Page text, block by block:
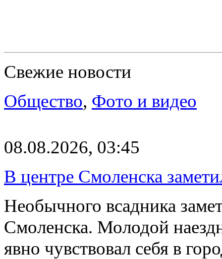
Свежие новости
Общество, Фото и видео
08.08.2026, 03:45
В центре Смоленска
Необычного всадника
Смоленска. Молодой
явно чувствовал себя в